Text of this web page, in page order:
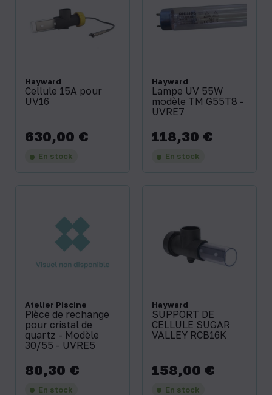
Hayward
Cellule 15A pour
UV16
Prix
630,00 €
En stock
Hayward
Lampe UV 55W
modèle TM G55T8 -
UVRE7
Prix
118,30 €
En stock
Atelier Piscine
Pièce de rechange
pour cristal de
quartz - Modèle
30/55 - UVRE5
Prix
80,30 €
En stock
Hayward
SUPPORT DE
CELLULE SUGAR
VALLEY RCB16K
Prix
158,00 €
En stock